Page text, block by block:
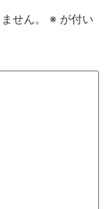
せん。 ※ が付い